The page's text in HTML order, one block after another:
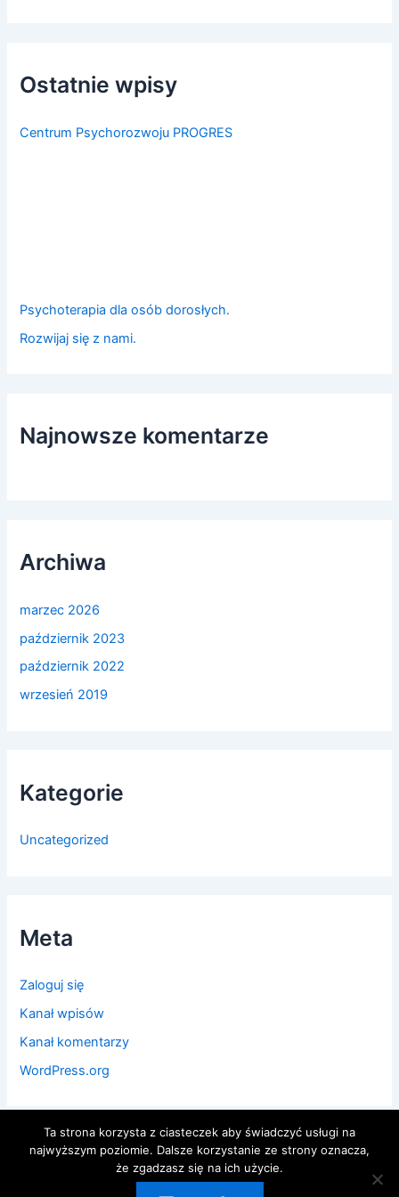
d
l
:
Ostatnie wpisy
Centrum Psychorozwoju PROGRES
Psychoterapia dla osób dorosłych.
Rozwijaj się z nami.
Najnowsze komentarze
Archiwa
marzec 2026
październik 2023
październik 2022
wrzesień 2019
Kategorie
Uncategorized
Meta
Zaloguj się
Kanał wpisów
Kanał komentarzy
WordPress.org
Prawa autorskie © 2026 Centrum Psychorozwoju PROGRES |
Ta strona korzysta z ciasteczek aby świadczyć usługi na
najwyższym poziomie. Dalsze korzystanie ze strony oznacza,
że zgadzasz się na ich użycie.